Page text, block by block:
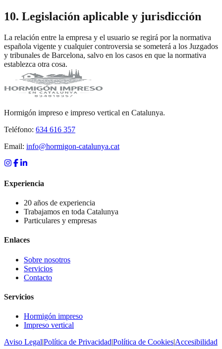
10. Legislación aplicable y jurisdicción
La relación entre la empresa y el usuario se regirá por la normativa
española vigente y cualquier controversia se someterá a los Juzgados
y tribunales de Barcelona, salvo en los casos en que la normativa
establezca otra cosa.
Hormigón impreso e impreso vertical en Catalunya.
Teléfono: 634 616 357
Email: info@hormigon-catalunya.cat
Experiencia
20 años de experiencia
Trabajamos en toda Catalunya
Particulares y empresas
Enlaces
Sobre nosotros
Servicios
Contacto
Servicios
Hormigón impreso
Impreso vertical
Aviso Legal|Política de Privacidad|Política de Cookies|Accesibilidad